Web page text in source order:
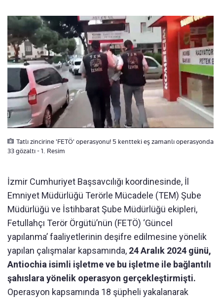
Tatlı zincirine 'FETÖ' operasyonu! 5 kentteki eş zamanlı operasyonda
33 gözaltı - 1. Resim
İzmir Cumhuriyet Başsavcılığı koordinesinde, İl
Emniyet Müdürlüğü Terörle Mücadele (TEM) Şube
Müdürlüğü ve İstihbarat Şube Müdürlüğü ekipleri,
Fetullahçı Terör Örgütü’nün (FETÖ) ‘Güncel
yapılanma’ faaliyetlerinin deşifre edilmesine yönelik
yapılan çalışmalar kapsamında, 24 Aralık 2024 günü,
Antiochia isimli işletme ve bu işletme ile bağlantılı
şahıslara yönelik operasyon gerçekleştirmişti.
Operasyon kapsamında 18 şüpheli yakalanarak